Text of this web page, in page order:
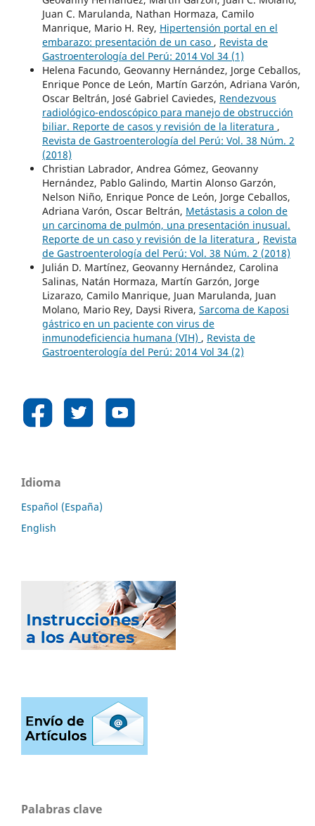
Juan C. Marulanda, Nathan Hormaza, Camilo
Manrique, Mario H. Rey, Hipertensión portal en el
embarazo: presentación de un caso , Revista de
Gastroenterología del Perú: 2014 Vol 34 (1)
Helena Facundo, Geovanny Hernández, Jorge Ceballos,
Enrique Ponce de León, Martín Garzón, Adriana Varón,
Oscar Beltrán, José Gabriel Caviedes, Rendezvous
radiológico-endoscópico para manejo de obstrucción
biliar. Reporte de casos y revisión de la literatura ,
Revista de Gastroenterología del Perú: Vol. 38 Núm. 2
(2018)
Christian Labrador, Andrea Gómez, Geovanny
Hernández, Pablo Galindo, Martin Alonso Garzón,
Nelson Niño, Enrique Ponce de León, Jorge Ceballos,
Adriana Varón, Oscar Beltrán, Metástasis a colon de
un carcinoma de pulmón, una presentación inusual.
Reporte de un caso y revisión de la literatura , Revista
de Gastroenterología del Perú: Vol. 38 Núm. 2 (2018)
Julián D. Martínez, Geovanny Hernández, Carolina
Salinas, Natán Hormaza, Martín Garzón, Jorge
Lizarazo, Camilo Manrique, Juan Marulanda, Juan
Molano, Mario Rey, Daysi Rivera, Sarcoma de Kaposi
gástrico en un paciente con virus de
inmunodeficiencia humana (VIH) , Revista de
Gastroenterología del Perú: 2014 Vol 34 (2)
Idioma
Español (España)
English
Palabras clave